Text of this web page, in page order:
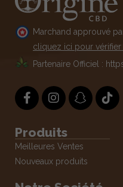
Marchand approuvé
cliquez ici pour vérifier
Partenaire Officiel :
Produits
Meilleures Ventes
Nouveaux produits